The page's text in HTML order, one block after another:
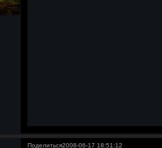
Поделиться2008-06-17 18:51:12